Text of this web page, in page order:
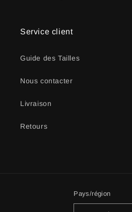
Service client
Guide des Tailles
Nous contacter
Livraison
Retours
Pays/région